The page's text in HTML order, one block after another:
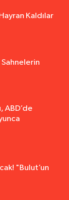
Kaldılar
ABD’de
"Bulut’un